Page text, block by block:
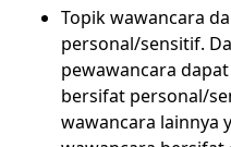
Topik wawancara
personal/sensitif.
pewawancara
bersifat personal/
wawancara lainnya